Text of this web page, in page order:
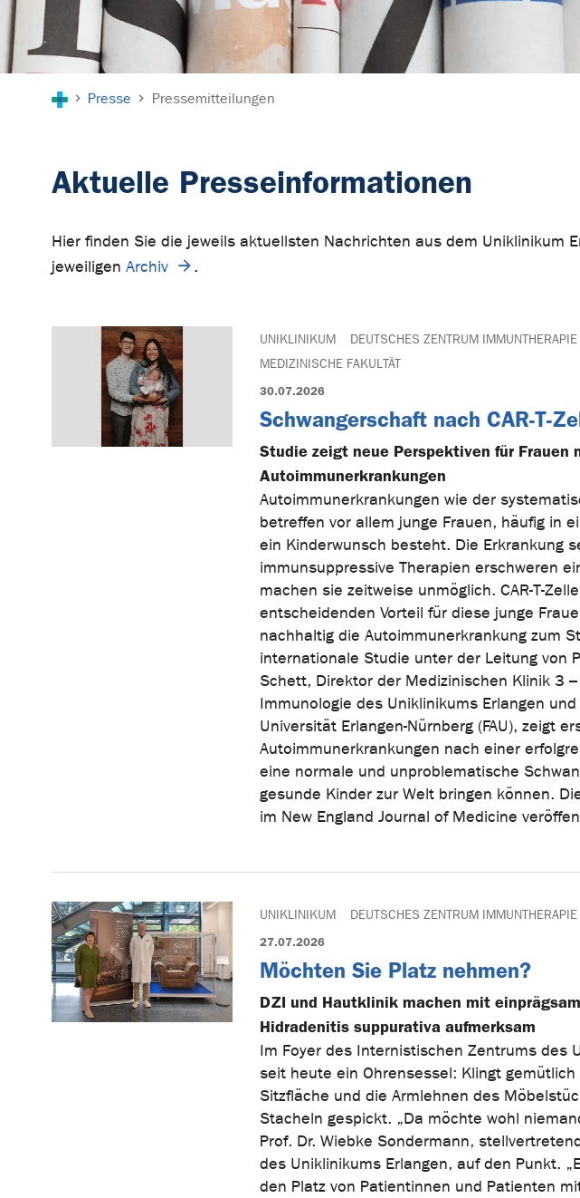
Presse Pressemitteilungen
Aktuelle Presseinformationen
Hier finden Sie die jeweils aktuellsten Nachrichten aus dem Uniklinikum
jeweiligen Archiv .
UNIKLINIKUM DEUTSCHES ZENTRUM IMMUNTHERAPIE
MEDIZINISCHE FAKULTÄT
30.07.2026
Schwangerschaft nach CAR-T-
Studie zeigt neue Perspektiven für Frauen
Autoimmunerkrankungen
Autoimmunerkrankungen wie der
betreffen vor allem junge Frauen, häufig in
ein Kinderwunsch besteht. Die Erkrankung
immunsuppressive Therapien erschweren
machen sie zeitweise unmöglich. CAR-T-
entscheidenden Vorteil für diese junge
nachhaltig die Autoimmunerkrankung zum
internationale Studie unter der Leitung von
Schett, Direktor der Medizinischen Klinik 3
Immunologie des Uniklinikums Erlangen
Universität Erlangen-Nürnberg (FAU), zeigt
Autoimmunerkrankungen nach einer
eine normale und unproblematische
gesunde Kinder zur Welt bringen können.
im New England Journal of Medicine
UNIKLINIKUM DEUTSCHES ZENTRUM IMMUNTHERAPIE
27.07.2026
Möchten Sie Platz nehmen?
DZI und Hautklinik machen mit
Hidradenitis suppurativa aufmerksam
Im Foyer des Internistischen Zentrums des
seit heute ein Ohrensessel: Klingt
Sitzfläche und die Armlehnen des
Stacheln gespickt. „Da möchte wohl
Prof. Dr. Wiebke Sondermann,
des Uniklinikums Erlangen, auf den Punkt.
den Platz von Patientinnen und Patienten